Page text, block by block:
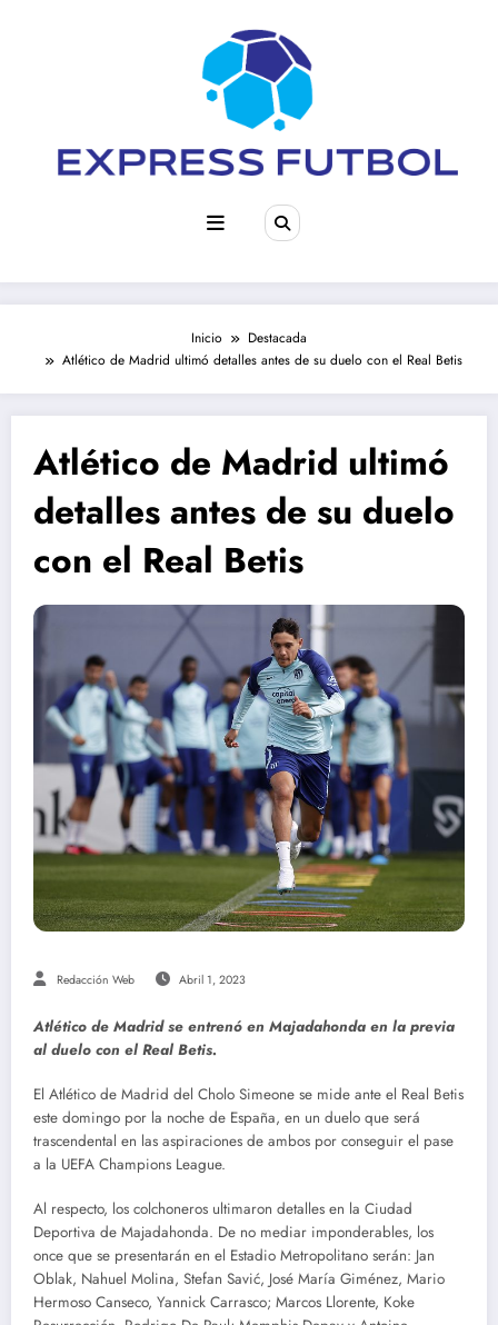
Inicio
Destacada
Atlético de Madrid ultimó detalles antes de su duelo con el Real Betis
Atlético de Madrid ultimó
detalles antes de su duelo
con el Real Betis
Redacción Web Abril 1, 2023
Atlético de Madrid se entrenó en Majadahonda en la previa
al duelo con el Real Betis.
El Atlético de Madrid del Cholo Simeone se mide ante el Real Betis
este domingo por la noche de España, en un duelo que será
trascendental en las aspiraciones de ambos por conseguir el pase
a la UEFA Champions League.
Al respecto, los colchoneros ultimaron detalles en la Ciudad
Deportiva de Majadahonda. De no mediar imponderables, los
once que se presentarán en el Estadio Metropolitano serán: Jan
Oblak, Nahuel Molina, Stefan Savić, José María Giménez, Mario
Hermoso Canseco, Yannick Carrasco; Marcos Llorente, Koke